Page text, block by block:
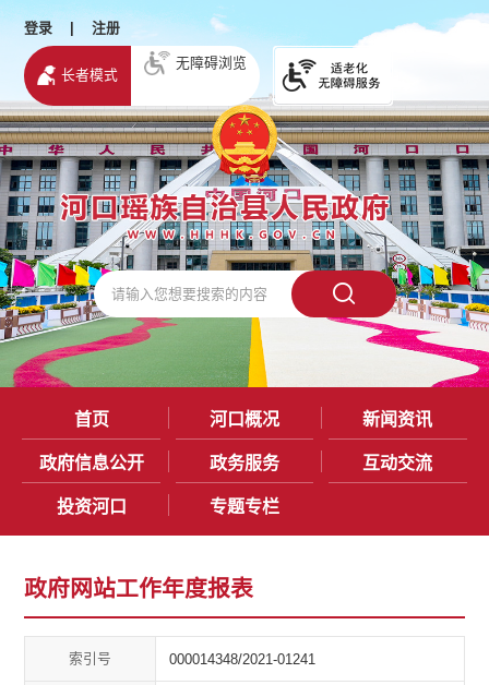
登录 | 注册
长者模式
无障碍浏览
首页 河口概况 新闻资讯
政府信息公开 政务服务 互动交流
投资河口 专题专栏
政府网站工作年度报表
索引号 000014348/2021-01241